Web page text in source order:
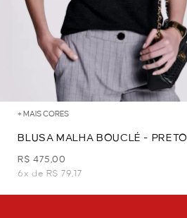
+ MAIS CORES
BLUSA MALHA BOUCLÉ - PRETO
R$ 475,00
6x de R$ 79,17